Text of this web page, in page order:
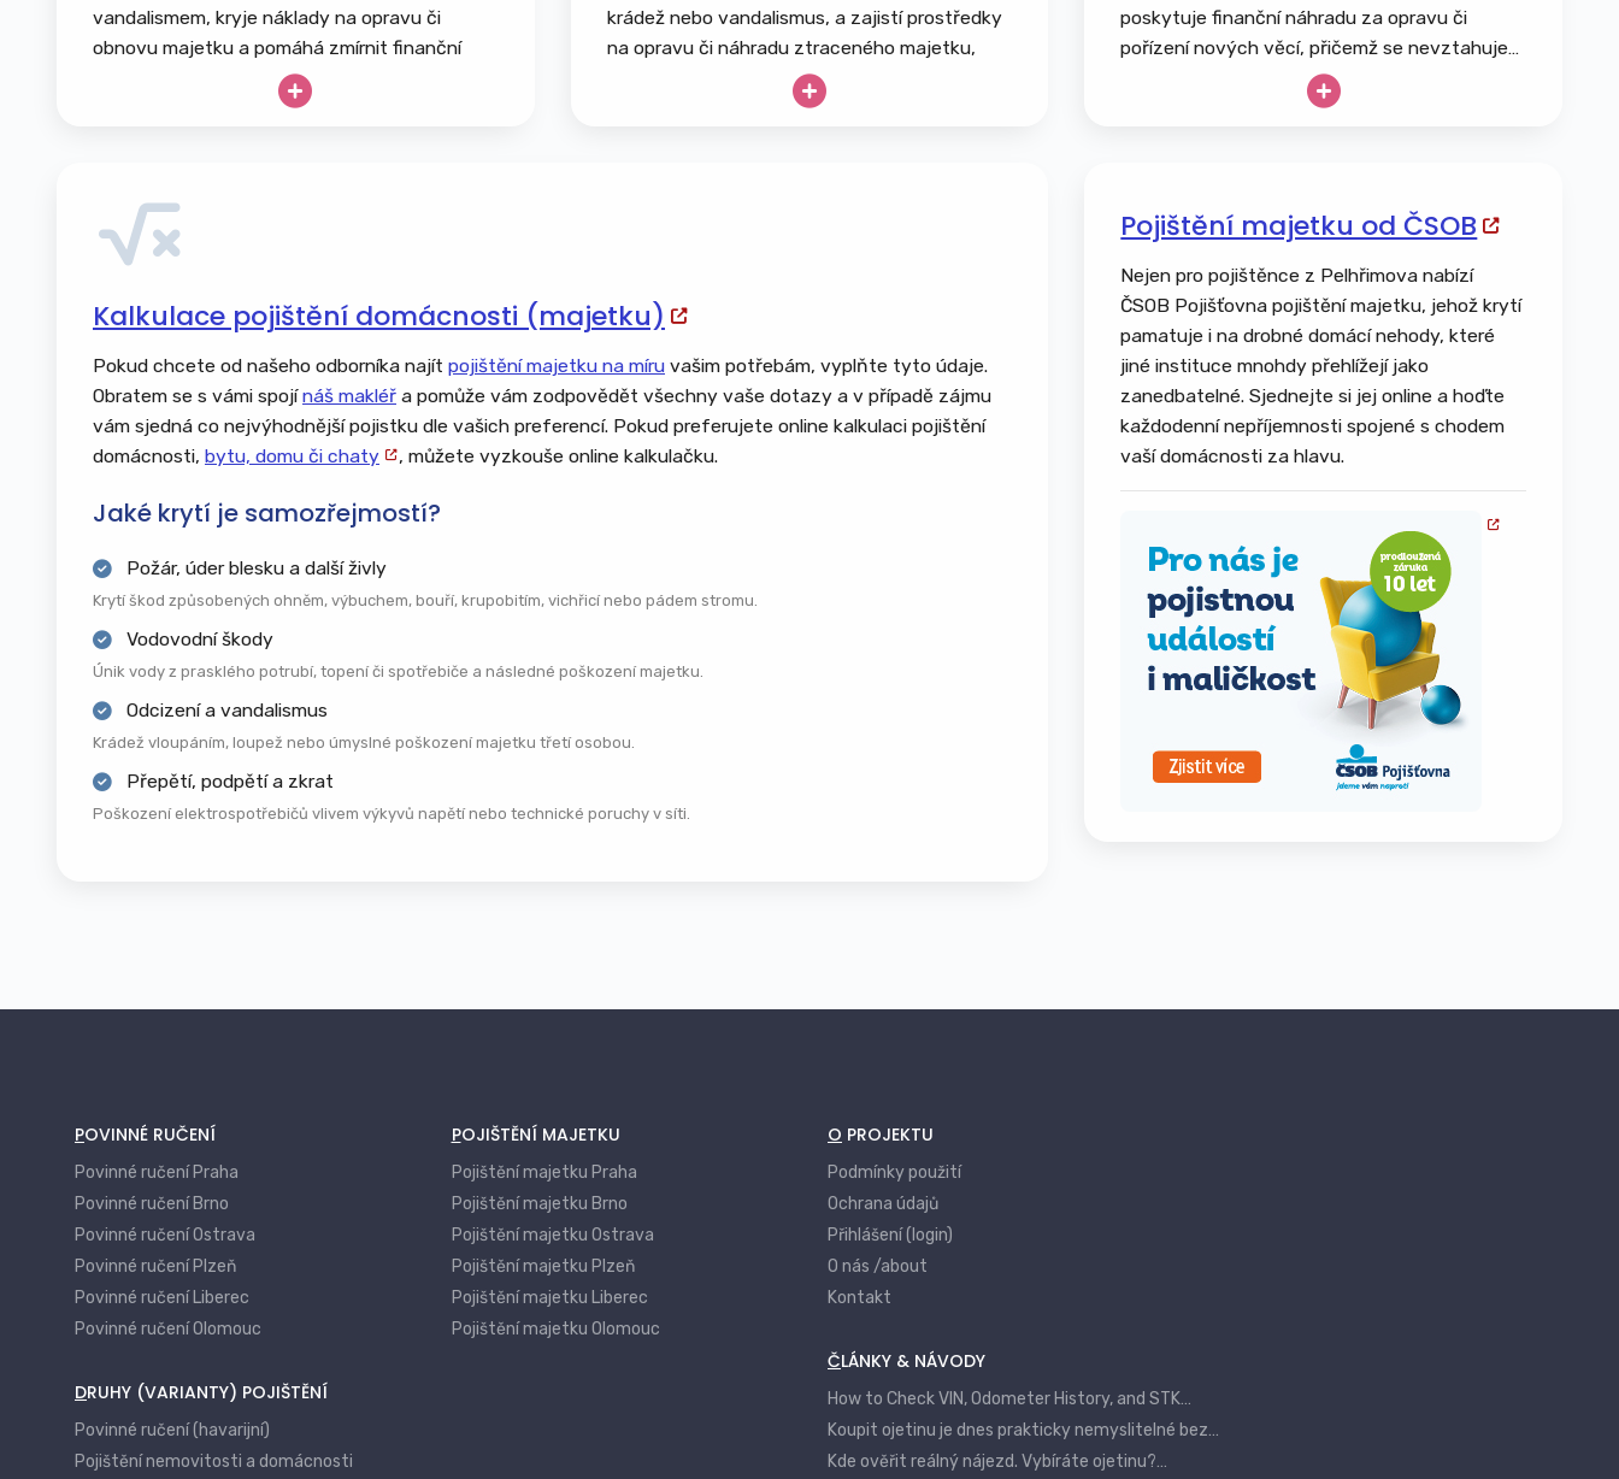
vandalismem, kryje náklady na opravu či
obnovu majetku a pomáhá zmírnit finanční
dopady nečekaných událostí. Pamatujte, že
se nevztahuje na běžné opotřebení ani
Rodinný dům nebo bytová jednotka
Chata, chalupa či rekreační objekt
Garáž, kůlna, zahradní domek
Pergoly, altány a terasy
Ploty, brány, opěrné zdi a zpevněné
plochy
Bazény, vířivky a zahradní jezírka
Solární panely a fotovoltaické elektrárny
Přípojky inženýrských sítí – voda, plyn,
Pevně zabudované vybavení – vestavěné
Požár, výbuch, úder blesku a kouř
Povodeň, záplava, voda z tajícího sněhu
Vichřice, orkán, krupobití
Sesuv půdy, zřícení stavby, pád stromu
nebo stožáru
zařízení
Náraz vozidla do stavby
trosek
rekonstrukce
Asistenční služby – rychlé zajištění oprav
a havárií
Pojištění ztráty užitku nemovitosti (např.
nájemné při neobyvatelnosti)
Pojištění venkovního vybavení a
krádež nebo vandalismus, a zajistí prostředky
na opravu či náhradu ztraceného majetku,
přičemž nekryje běžné opotřebení ani škody
Ploty, brány, zdi a opěrné konstrukce
Bazény, vířivky, pergoly a altány
Solární a fotovoltaické panely
Přípojky inženýrských sítí – voda, plyn,
elektřina, kanalizace
Pevně zabudované vybavení – kuchyňské
Skladové zásoby a materiál
Sesuv půdy, pád stromu, stožáru nebo
Poškození skel, zrcadel a výloh
Pojištění domácnosti jako součást
Asistenční služby – havárie, opravy,
zajištění řemeslníka
Pojištění nájmu a ztráty užitku
Pojištění zahradních prvků a venkovního
poskytuje finanční náhradu za opravu či
pořízení nových věcí, přičemž se nevztahuje
na běžné opotřebení ani úmyslné poškození.
Kalkulace pojištění domácnosti (majetku)
Pokud chcete od našeho odborníka najít pojištění majetku na míru vašim potřebám, vyplňte tyto údaje.
Obratem se s vámi spojínáš makléř a pomůže vám zodpovědět všechny vaše dotazy a v případě zájmu
vám sjedná co nejvýhodnější pojistku dle vašich preferencí. Pokud preferujete online kalkulaci pojištění
domácnosti, bytu, domu či chaty , můžete vyzkouše online kalkulačku.
Jaké krytí je samozřejmostí?
Požár, úder blesku a další živly
Krytí škod způsobených ohněm, výbuchem, bouří, krupobitím, vichřicí nebo pádem stromu.
Vodovodní škody
Únik vody z prasklého potrubí, topení či spotřebiče a následné poškození majetku.
Odcizení a vandalismus
Krádež vloupáním, loupež nebo úmyslné poškození majetku třetí osobou.
Přepětí, podpětí a zkrat
Poškození elektrospotřebičů vlivem výkyvů napětí nebo technické poruchy v síti.
Pojištění majetku od ČSOB
Nejen pro pojištěnce z Pelhřimova nabízí
ČSOB Pojišťovna pojištění majetku, jehož krytí
pamatuje i na drobné domácí nehody, které
jiné instituce mnohdy přehlížejí jako
zanedbatelné. Sjednejte si jej online a hoďte
každodenní nepříjemnosti spojené s chodem
vaší domácnosti za hlavu.
POVINNÉ RUČENÍ
Povinné ručení Praha
Povinné ručení Brno
Povinné ručení Ostrava
Povinné ručení Plzeň
Povinné ručení Liberec
Povinné ručení Olomouc
DRUHY (VARIANTY) POJIŠTĚNÍ
Povinné ručení (havarijní)
Pojištění nemovitosti a domácnosti
POJIŠTĚNÍ MAJETKU
Pojištění majetku Praha
Pojištění majetku Brno
Pojištění majetku Ostrava
Pojištění majetku Plzeň
Pojištění majetku Liberec
Pojištění majetku Olomouc
O PROJEKTU
Podmínky použití
Ochrana údajů
Přihlášení (login)
O nás /about
Kontakt
ČLÁNKY & NÁVODY
How to Check VIN, Odometer History, and STK…
Koupit ojetinu je dnes prakticky nemyslitelné bez…
Kde ověřit reálný nájezd. Vybíráte ojetinu?…